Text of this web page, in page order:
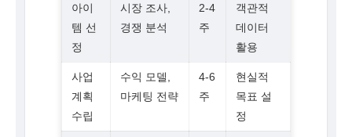
아이
템 선
정
시장 조사,
경쟁 분석
2-4
주
객관적
데이터
활용
사업
계획
수립
수익 모델,
마케팅 전략
4-6
주
현실적
목표 설
정